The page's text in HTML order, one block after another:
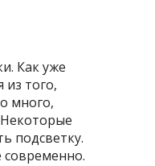
Как уже
того,
много,
подсветку.
современно.